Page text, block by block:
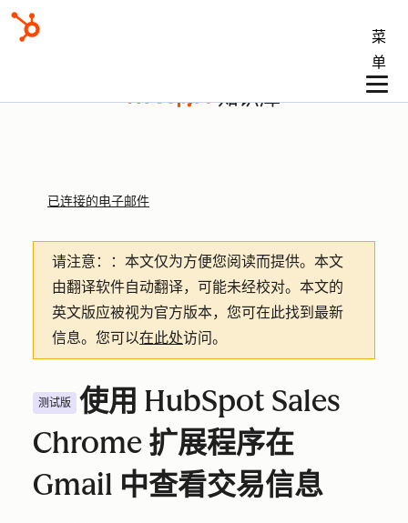
菜
单
知识库
已连接的电子邮件
请注意： ：本文仅为方便您阅读而提供。 本文
由翻译软件自动翻译，可能未经校对。本文的
英文版应被视为官方版本，您可在此找到最新
信息。您可以在此处访问。
测试版
使用 HubSpot Sales
Chrome 扩展程序在
Gmail 中查看交易信息